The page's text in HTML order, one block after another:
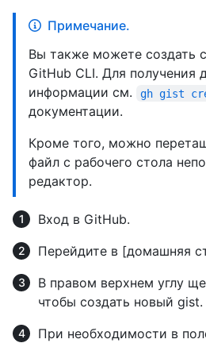
Примечание.
Вы также можете создать
GitHub CLI. Для получения
информации см.
gh gist
документации.
Кроме того, можно
файл с рабочего стола
редактор.
Вход в GitHub.
Перейдите в [домашняя
В правом верхнем углу
чтобы создать новый gist.
При необходимости в